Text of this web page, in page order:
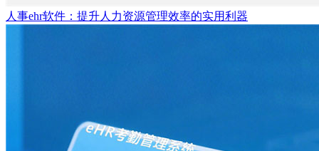
人事ehr软件：提升人力资源管理效率的实用利器